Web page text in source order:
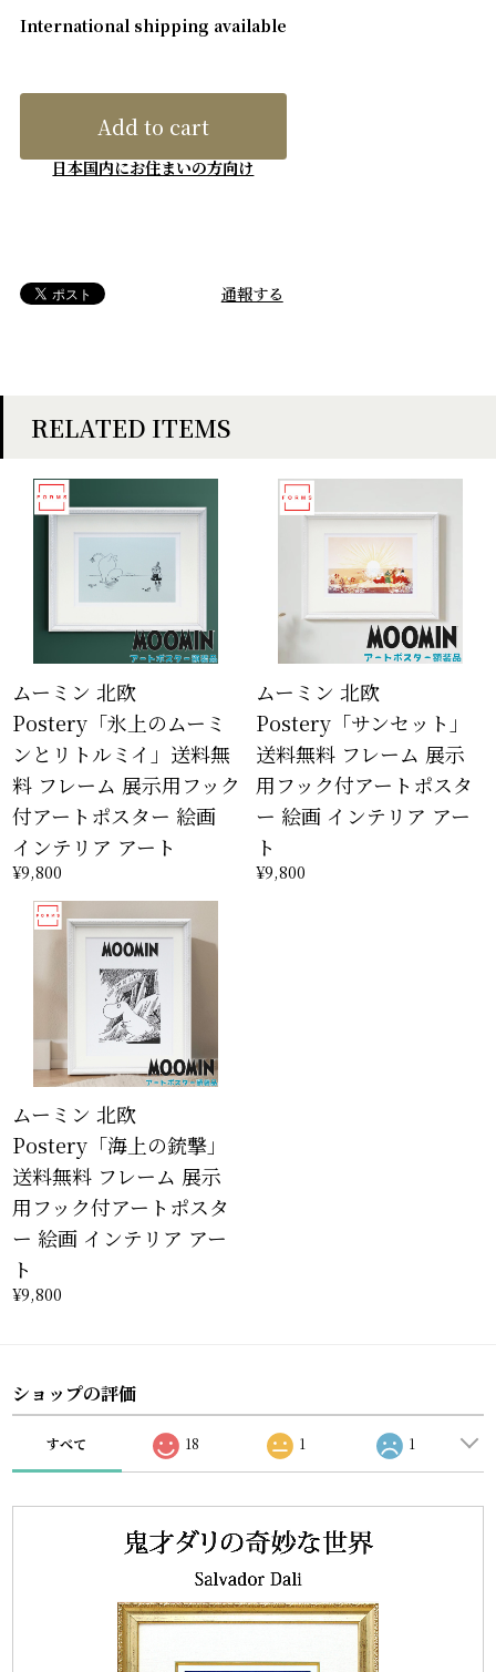
International shipping available
Add to cart
日本国内にお住まいの方向け
通報する
RELATED ITEMS
ムーミン 北欧
Postery「氷上のムーミ
ンとリトルミイ」送料無
料 フレーム 展示用フック
付アートポスター 絵画
インテリア アート
¥9,800
ムーミン 北欧
Postery「サンセット」
送料無料 フレーム 展示
用フック付アートポスタ
ー 絵画 インテリア アー
ト
¥9,800
ムーミン 北欧
Postery「海上の銃撃」
送料無料 フレーム 展示
用フック付アートポスタ
ー 絵画 インテリア アー
ト
¥9,800
ショップの評価
すべて 18 1 1